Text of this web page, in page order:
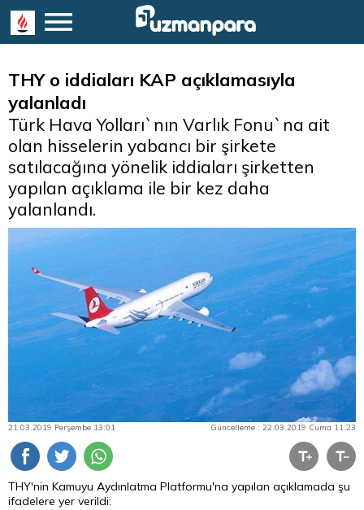
THY o iddiaları KAP açıklamasıyla
yalanladı
Türk Hava Yolları`nın Varlık Fonu`na ait
olan hisselerin yabancı bir şirkete
satılacağına yönelik iddiaları şirketten
yapılan açıklama ile bir kez daha
yalanlandı.
21.03.2019 Perşembe 13:01 Güncelleme : 22.03.2019 Cuma 11:23
THY'nin Kamuyu Aydınlatma Platformu'na yapılan açıklamada şu
ifadelere yer verildi: